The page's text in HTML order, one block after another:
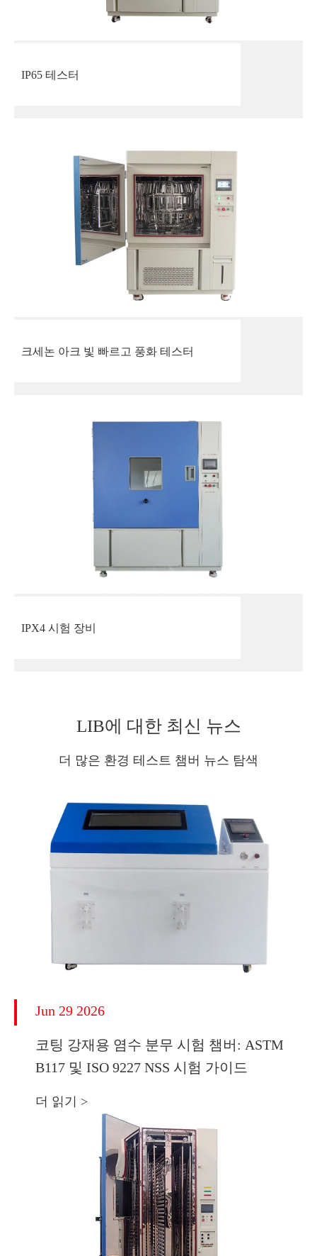
IP65 테스터
크세논 아크 빛 빠르고 풍화 테스터
IPX4 시험 장비
LIB에 대한 최신 뉴스
더 많은 환경 테스트 챔버 뉴스 탐색
Jun 29 2026
코팅 강재용 염수 분무 시험 챔버: ASTM
B117 및 ISO 9227 NSS 시험 가이드
더 읽기 >